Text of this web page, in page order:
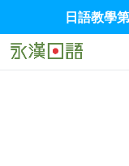
日語教學